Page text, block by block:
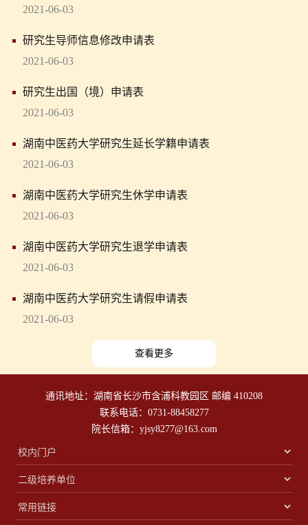
2021-06-03
研究生导师信息修改申请表
2021-06-03
研究生出国（境）申请表
2021-06-03
湖南中医药大学研究生延长学籍申请表
2021-06-03
湖南中医药大学研究生休学申请表
2021-06-03
湖南中医药大学研究生退学申请表
2021-06-03
湖南中医药大学研究生请假申请表
2021-06-03
查看更多
通讯地址：湖南省长沙市含浦科教园区 邮编 410208
联系电话：0731-88458277
院长信箱：yjsy8277@163.com